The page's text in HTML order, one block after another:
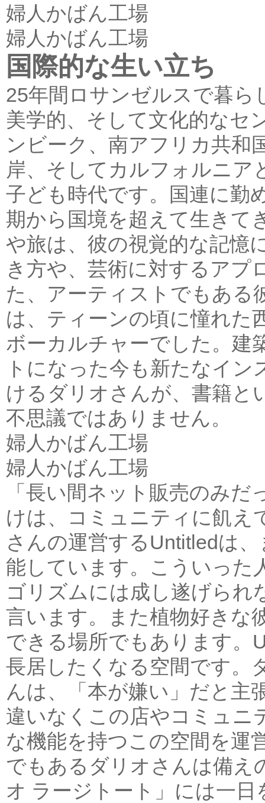
婦人かばん工場
婦人かばん工場
国際的な生い立ち
25年間ロサンゼルスで暮
美学的、そして文化的なセ
ンビーク、南アフリカ共和
岸、そしてカルフォルニア
子ども時代です。国連に勤
期から国境を超えて生きて
や旅は、彼の視覚的な記憶
き方や、芸術に対するアプ
た、アーティストでもある
は、ティーンの頃に憧れた
ボーカルチャーでした。建
トになった今も新たなイ
けるダリオさんが、書籍と
不思議ではありません。
婦人かばん工場
婦人かばん工場
「長い間ネット販売のみ
けは、コミュニティに飢え
さんの運営するUntitledは
能しています。こういった
ゴリズムには成し遂げられ
言います。また植物好きな
できる場所でもあります。
長居したくなる空間です。
んは、「本が嫌い」だと主
違いなくこの店やコミュニ
な機能を持つこの空間を運
でもあるダリオさんは備え
オ ラージトート」には一